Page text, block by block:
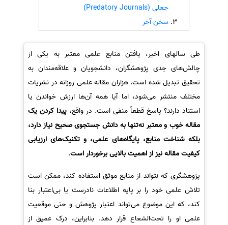
جعلی (Predatory Journals)
سخن آخر
طی سالهای اخیر، یافتن منابع علمی معتبر به یکی از
چالش‌های جدی پژوهشگران، دانشجویان و علاقه‌مندان به
تحقیق تبدیل شده است. هزاران مقاله علمی روزانه در نشریات
مختلف منتشر می‌شود، اما آیا همه آن‌ها ارزش خواندن یا
استناد دارند؟ پاسخ قطعاً منفی است. در واقع، پیدا کردن یک
مقاله خوب و معتبر نه‌تنها به دانش جستجوی صحیح نیاز دارد،
بلکه شناخت منابع، پایگاه‌های علمی، و تکنیک‌های ارزیابی
کیفیت مقاله نیز از اهمیت بالایی برخوردار است.
پژوهشگری که نتواند از منابع موثق استفاده کند، ممکن است
تلاش علمی خود را بر پایه اطلاعات نادرست یا بی‌اعتبار بنا
کند، که این موضوع می‌تواند اعتبار پژوهش و حتی موقعیت
علمی او را تحت‌الشعاع قرار دهد. بنابراین، درک عمیق از